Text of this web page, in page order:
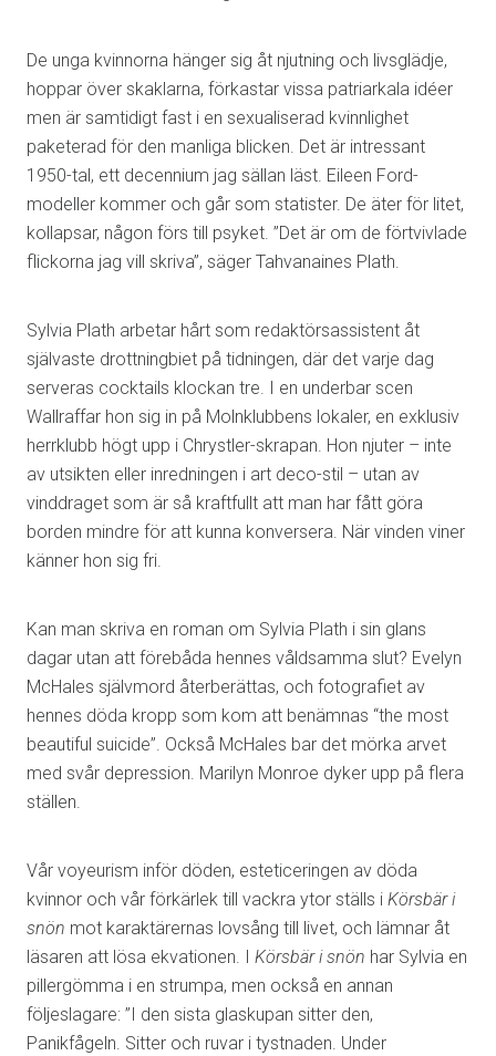
De unga kvinnorna hänger sig åt njutning och livsglädje,
hoppar över skaklarna, förkastar vissa patriarkala idéer
men är samtidigt fast i en sexualiserad kvinnlighet
paketerad för den manliga blicken. Det är intressant
1950-tal, ett decennium jag sällan läst. Eileen Ford-
modeller kommer och går som statister. De äter för litet,
kollapsar, någon förs till psyket. ”Det är om de förtvivlade
flickorna jag vill skriva”, säger Tahvanaines Plath.
Sylvia Plath arbetar hårt som redaktörsassistent åt
självaste drottningbiet på tidningen, där det varje dag
serveras cocktails klockan tre. I en underbar scen
Wallraffar hon sig in på Molnklubbens lokaler, en exklusiv
herrklubb högt upp i Chrystler-skrapan. Hon njuter – inte
av utsikten eller inredningen i art deco-stil – utan av
vinddraget som är så kraftfullt att man har fått göra
borden mindre för att kunna konversera. När vinden viner
känner hon sig fri.
Kan man skriva en roman om Sylvia Plath i sin glans
dagar utan att förebåda hennes våldsamma slut? Evelyn
McHales självmord återberättas, och fotografiet av
hennes döda kropp som kom att benämnas “the most
beautiful suicide”. Också McHales bar det mörka arvet
med svår depression. Marilyn Monroe dyker upp på flera
ställen.
Vår voyeurism inför döden, esteticeringen av döda
kvinnor och vår förkärlek till vackra ytor ställs i Körsbär i
snön mot karaktärernas lovsång till livet, och lämnar åt
läsaren att lösa ekvationen. I Körsbär i snön har Sylvia en
pillergömma i en strumpa, men också en annan
följeslagare: ”I den sista glaskupan sitter den,
Panikfågeln. Sitter och ruvar i tystnaden. Under